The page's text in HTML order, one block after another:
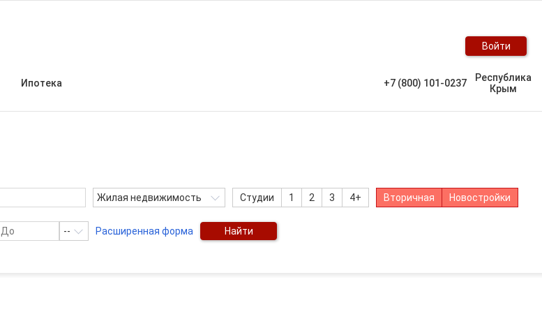
Войти
Ипотека +7 (800) 101-0237
Республика
Крым
Жилая недвижимость Студии 1 2 3 4+ Вторичная Новостройки
-- Расширенная форма Найти